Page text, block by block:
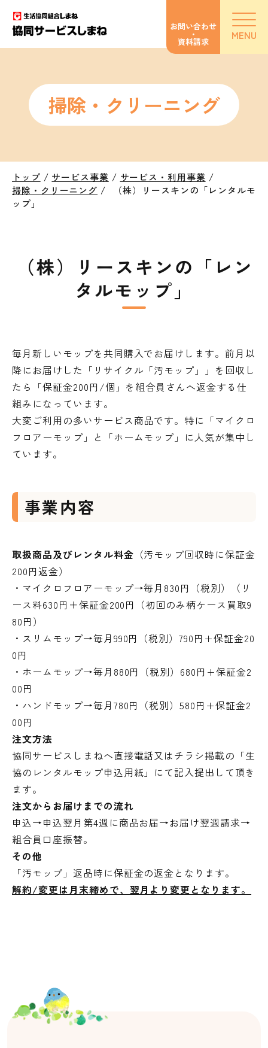
お問い合わせ
・
資料請求
MENU
掃除・クリーニング
トップ / サービス事業 / サービス・利用事業 /
掃除・クリーニング /
（株）リースキンの「レンタルモ
ップ」
（株）リースキンの「レン
タルモップ」
毎月新しいモップを共同購入でお届けします。前月以
降にお届けした「リサイクル「汚モップ」」を回収し
たら「保証金200円/個」を組合員さんへ返金する仕
組みになっています。
大変ご利用の多いサービス商品です。特に「マイクロ
フロアーモップ」と「ホームモップ」に人気が集中し
ています。
事業内容
取扱商品及びレンタル料金 （汚モップ回収時に保証金
200円返金）
・マイクロフロアーモップ→毎月830円（税別）（リ
ース料630円＋保証金200円（初回のみ柄ケース買取9
80円）
・スリムモップ→毎月990円（税別）790円+保証金20
0円
・ホームモップ→毎月880円（税別）680円+保証金2
00円
・ハンドモップ→毎月780円（税別）580円+保証金2
00円
注文方法
協同サービスしまねへ直接電話又はチラシ掲載の「生
協のレンタルモップ申込用紙」にて記入提出して頂き
ます。
注文からお届けまでの流れ
申込→申込翌月第4週に商品お届→お届け翌週請求→
組合員口座振替。
その他
「汚モップ」返品時に保証金の返金となります。
解約/変更は月末締めで、翌月より変更となります。